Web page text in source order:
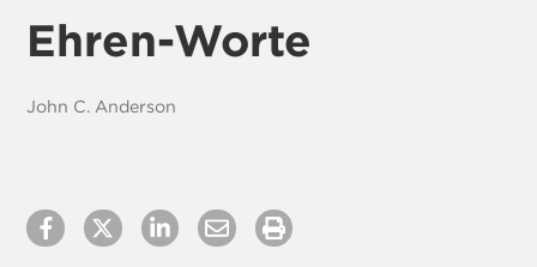
Ehren-Worte
John C. Anderson